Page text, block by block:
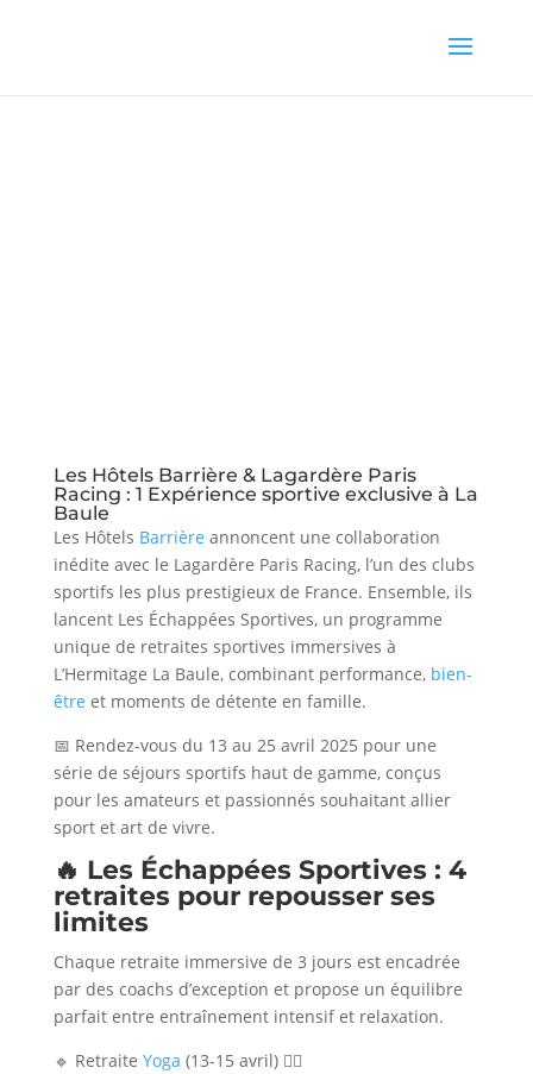
Les Hôtels Barrière & Lagardère Paris
Racing : 1 Expérience sportive exclusive à La
Baule
Les Hôtels Barrière annoncent une collaboration
inédite avec le Lagardère Paris Racing, l’un des clubs
sportifs les plus prestigieux de France. Ensemble, ils
lancent Les Échappées Sportives, un programme
unique de retraites sportives immersives à
L’Hermitage La Baule, combinant performance, bien-
être et moments de détente en famille.
📅 Rendez-vous du 13 au 25 avril 2025 pour une
série de séjours sportifs haut de gamme, conçus
pour les amateurs et passionnés souhaitant allier
sport et art de vivre.
🔥 Les Échappées Sportives : 4
retraites pour repousser ses
limites
Chaque retraite immersive de 3 jours est encadrée
par des coachs d’exception et propose un équilibre
parfait entre entraînement intensif et relaxation.
🔹 Retraite Yoga (13-15 avril) 🧘‍♀️